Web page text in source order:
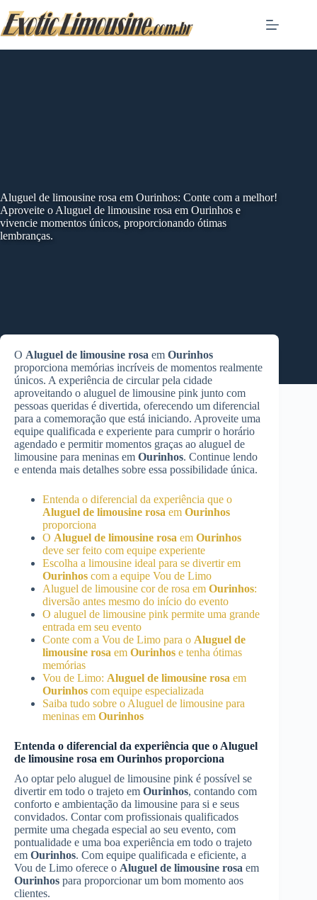
to
content
Aluguel de limousine rosa em Ourinhos: Conte com a melhor!
Aproveite o Aluguel de limousine rosa em Ourinhos e
vivencie momentos únicos, proporcionando ótimas
lembranças.
O Aluguel de limousine rosa em Ourinhos
proporciona memórias incríveis de momentos realmente
únicos. A experiência de circular pela cidade
aproveitando o aluguel de limousine pink junto com
pessoas queridas é divertida, oferecendo um diferencial
para a comemoração que está iniciando. Aproveite uma
equipe qualificada e experiente para cumprir o horário
agendado e permitir momentos graças ao aluguel de
limousine para meninas em Ourinhos. Continue lendo
e entenda mais detalhes sobre essa possibilidade única.
Entenda o diferencial da experiência que o
Aluguel de limousine rosa em Ourinhos
proporciona
O Aluguel de limousine rosa em Ourinhos
deve ser feito com equipe experiente
Escolha a limousine ideal para se divertir em
Ourinhos com a equipe Vou de Limo
Aluguel de limousine cor de rosa em Ourinhos:
diversão antes mesmo do início do evento
O aluguel de limousine pink permite uma grande
entrada em seu evento
Conte com a Vou de Limo para o Aluguel de
limousine rosa em Ourinhos e tenha ótimas
memórias
Vou de Limo: Aluguel de limousine rosa em
Ourinhos com equipe especializada
Saiba tudo sobre o Aluguel de limousine para
meninas em Ourinhos
Entenda o diferencial da experiência que o Aluguel
de limousine rosa em Ourinhos proporciona
Ao optar pelo aluguel de limousine pink é possível se
divertir em todo o trajeto em Ourinhos, contando com
conforto e ambientação da limousine para si e seus
convidados. Contar com profissionais qualificados
permite uma chegada especial ao seu evento, com
pontualidade e uma boa experiência em todo o trajeto
em Ourinhos. Com equipe qualificada e eficiente, a
Vou de Limo oferece o Aluguel de limousine rosa em
Ourinhos para proporcionar um bom momento aos
clientes.